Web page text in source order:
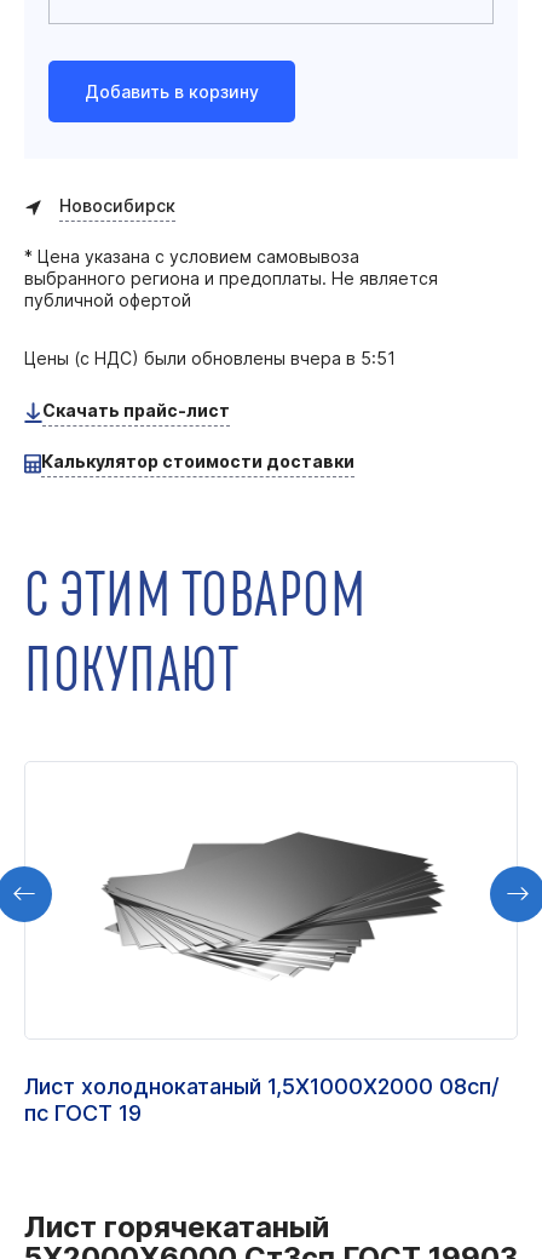
Добавить в корзину
Новосибирск
* Цена указана с условием самовывоза
выбранного региона и предоплаты. Не является
публичной офертой
Цены (с НДС) были обновлены вчера в 5:51
Скачать прайс-лист
Калькулятор стоимости доставки
С ЭТИМ ТОВАРОМ
ПОКУПАЮТ
Лист холоднокатаный 1,5Х1000Х2000 08сп/
пс ГОСТ 19
Лист горячекатаный